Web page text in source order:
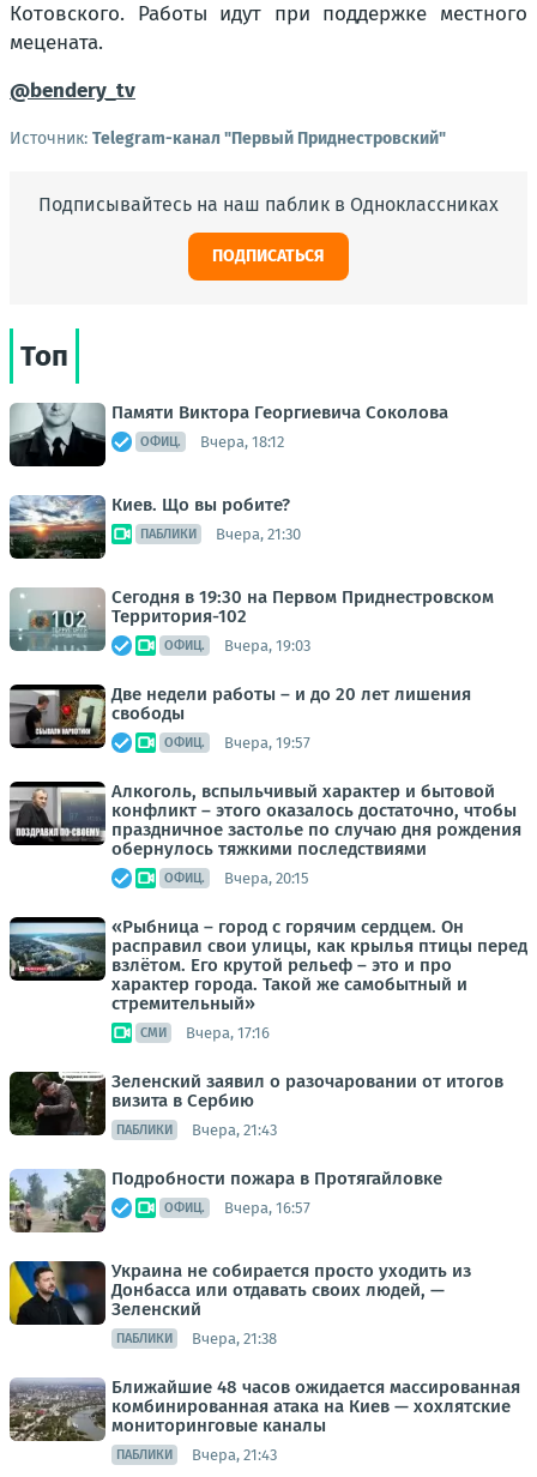
Котовского. Работы идут при поддержке местного
мецената.
@bendery_tv
Источник: Telegram-канал "Первый Приднестровский"
Подписывайтесь на наш паблик в Одноклассниках
ПОДПИСАТЬСЯ
Топ
Памяти Виктора Георгиевича Соколова
ОФИЦ. Вчера, 18:12
Киев. Що вы робите?
ПАБЛИКИ Вчера, 21:30
Сегодня в 19:30 на Первом Приднестровском
Территория-102
ОФИЦ. Вчера, 19:03
Две недели работы – и до 20 лет лишения
свободы
ОФИЦ. Вчера, 19:57
Алкоголь, вспыльчивый характер и бытовой
конфликт – этого оказалось достаточно, чтобы
праздничное застолье по случаю дня рождения
обернулось тяжкими последствиями
ОФИЦ. Вчера, 20:15
«Рыбница – город с горячим сердцем. Он
расправил свои улицы, как крылья птицы перед
взлётом. Его крутой рельеф – это и про
характер города. Такой же самобытный и
стремительный»
СМИ Вчера, 17:16
Зеленский заявил о разочаровании от итогов
визита в Сербию
ПАБЛИКИ Вчера, 21:43
Подробности пожара в Протягайловке
ОФИЦ. Вчера, 16:57
Украина не собирается просто уходить из
Донбасса или отдавать своих людей, —
Зеленский
ПАБЛИКИ Вчера, 21:38
Ближайшие 48 часов ожидается массированная
комбинированная атака на Киев — хохлятские
мониторинговые каналы
ПАБЛИКИ Вчера, 21:43